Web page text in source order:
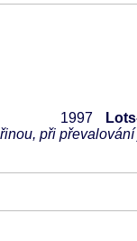
1997
při